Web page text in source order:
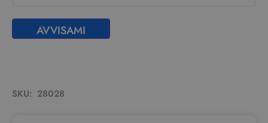
AVVISAMI
SKU: 28028